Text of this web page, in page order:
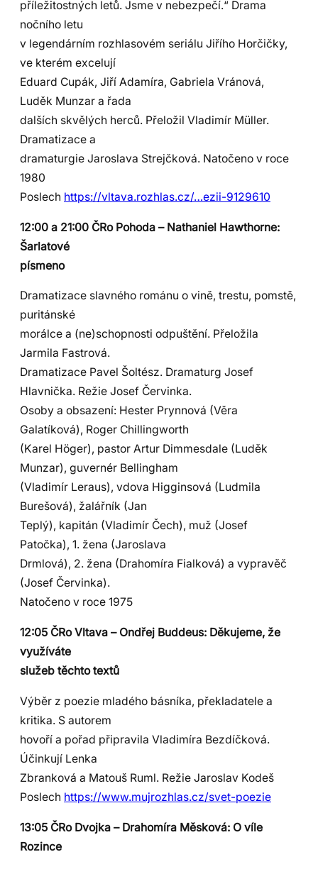
příležitostných letů. Jsme v nebezpečí.“ Drama
nočního letu
v legendárním rozhlasovém seriálu Jiřího Horčičky,
ve kterém excelují
Eduard Cupák, Jiří Adamíra, Gabriela Vránová,
Luděk Munzar a řada
dalších skvělých herců. Přeložil Vladimír Müller.
Dramatizace a
dramaturgie Jaroslava Strejčková. Natočeno v roce
1980
Poslech https://vltava.rozhlas.cz/…ezii-9129610
12:00 a 21:00 ČRo Pohoda – Nathaniel Hawthorne:
Šarlatové
písmeno
Dramatizace slavného románu o vině, trestu, pomstě,
puritánské
morálce a (ne)schopnosti odpuštění. Přeložila
Jarmila Fastrová.
Dramatizace Pavel Šoltész. Dramaturg Josef
Hlavnička. Režie Josef Červinka.
Osoby a obsazení: Hester Prynnová (Věra
Galatíková), Roger Chillingworth
(Karel Höger), pastor Artur Dimmesdale (Luděk
Munzar), guvernér Bellingham
(Vladimír Leraus), vdova Higginsová (Ludmila
Burešová), žalářník (Jan
Teplý), kapitán (Vladimír Čech), muž (Josef
Patočka), 1. žena (Jaroslava
Drmlová), 2. žena (Drahomíra Fialková) a vypravěč
(Josef Červinka).
Natočeno v roce 1975
12:05 ČRo Vltava – Ondřej Buddeus: Děkujeme, že
využíváte
služeb těchto textů
Výběr z poezie mladého básníka, překladatele a
kritika. S autorem
hovoří a pořad připravila Vladimíra Bezdíčková.
Účinkují Lenka
Zbranková a Matouš Ruml. Režie Jaroslav Kodeš
Poslech https://www.mujrozhlas.cz/svet-poezie
13:05 ČRo Dvojka – Drahomíra Měsková: O víle
Rozince